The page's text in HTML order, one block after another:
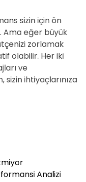
sizin için ön
Ama eğer büyük
zorlamak
olabilir. Her iki
ve
sizin ihtiyaçlarınıza
Analizi